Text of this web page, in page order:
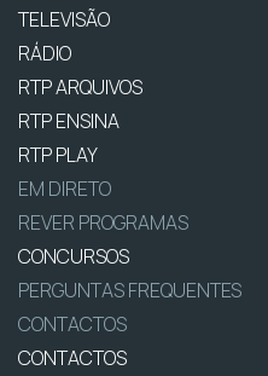
TELEVISÃO
RÁDIO
RTP ARQUIVOS
RTP ENSINA
RTP PLAY
EM DIRETO
REVER PROGRAMAS
CONCURSOS
PERGUNTAS FREQUENTES
CONTACTOS
CONTACTOS